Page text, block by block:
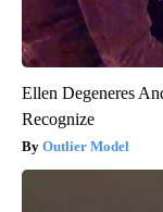
Ellen Degeneres
Recognize
Outlier Model